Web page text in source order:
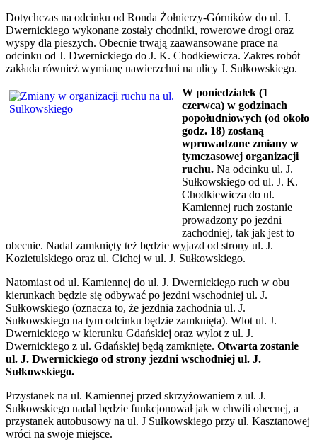
Dotychczas na odcinku od Ronda Żołnierzy-Górników do ul. J.
Dwernickiego wykonane zostały chodniki, rowerowe drogi oraz
wyspy dla pieszych. Obecnie trwają zaawansowane prace na
odcinku od J. Dwernickiego do J. K. Chodkiewicza. Zakres robót
zakłada również wymianę nawierzchni na ulicy J. Sułkowskiego.
W poniedziałek (1
czerwca) w godzinach
popołudniowych (od około
godz. 18) zostaną
wprowadzone zmiany w
tymczasowej organizacji
ruchu. Na odcinku ul. J.
Sułkowskiego od ul. J. K.
Chodkiewicza do ul.
Kamiennej ruch zostanie
prowadzony po jezdni
zachodniej, tak jak jest to
obecnie. Nadal zamknięty też będzie wyjazd od strony ul. J.
Kozietulskiego oraz ul. Cichej w ul. J. Sułkowskiego.
Natomiast od ul. Kamiennej do ul. J. Dwernickiego ruch w obu
kierunkach będzie się odbywać po jezdni wschodniej ul. J.
Sułkowskiego (oznacza to, że jezdnia zachodnia ul. J.
Sułkowskiego na tym odcinku będzie zamknięta). Wlot ul. J.
Dwernickiego w kierunku Gdańskiej oraz wylot z ul. J.
Dwernickiego z ul. Gdańskiej będą zamknięte. Otwarta zostanie
ul. J. Dwernickiego od strony jezdni wschodniej ul. J.
Sułkowskiego.
Przystanek na ul. Kamiennej przed skrzyżowaniem z ul. J.
Sułkowskiego nadal będzie funkcjonował jak w chwili obecnej, a
przystanek autobusowy na ul. J Sułkowskiego przy ul. Kasztanowej
wróci na swoje miejsce.